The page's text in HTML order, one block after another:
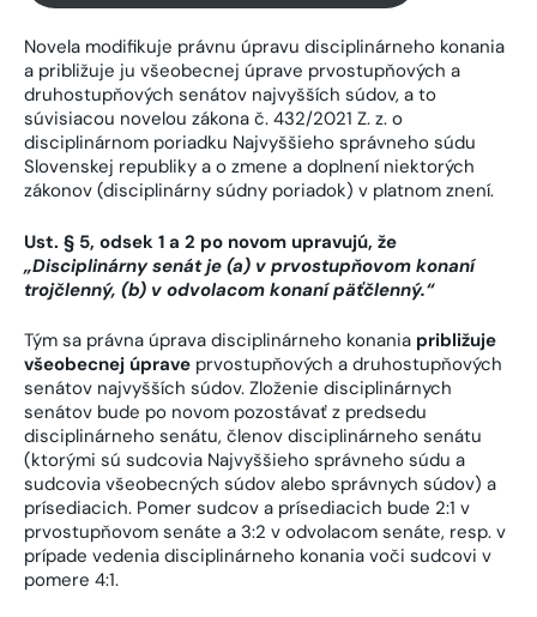
Novela modifikuje právnu úpravu disciplinárneho konania
a približuje ju všeobecnej úprave prvostupňových a
druhostupňových senátov najvyšších súdov, a to
súvisiacou novelou zákona č. 432/2021 Z. z. o
disciplinárnom poriadku Najvyššieho správneho súdu
Slovenskej republiky a o zmene a doplnení niektorých
zákonov (disciplinárny súdny poriadok) v platnom znení.
Ust. § 5, odsek 1 a 2 po novom upravujú, že
„Disciplinárny senát je (a) v prvostupňovom konaní
trojčlenný, (b) v odvolacom konaní päťčlenný.“
Tým sa právna úprava disciplinárneho konania približuje
všeobecnej úprave prvostupňových a druhostupňových
senátov najvyšších súdov. Zloženie disciplinárnych
senátov bude po novom pozostávať z predsedu
disciplinárneho senátu, členov disciplinárneho senátu
(ktorými sú sudcovia Najvyššieho správneho súdu a
sudcovia všeobecných súdov alebo správnych súdov) a
prísediacich. Pomer sudcov a prísediacich bude 2:1 v
prvostupňovom senáte a 3:2 v odvolacom senáte, resp. v
prípade vedenia disciplinárneho konania voči sudcovi v
pomere 4:1.